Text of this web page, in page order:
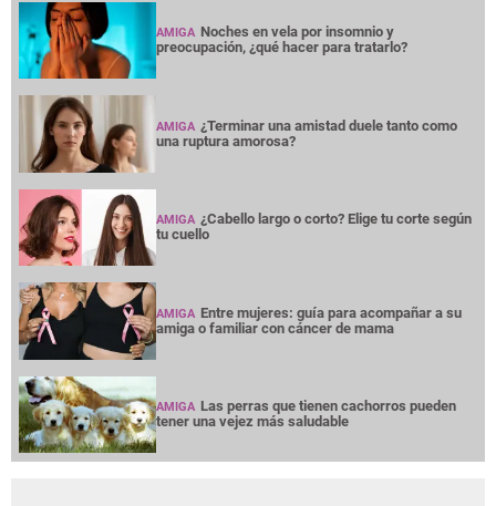
AMIGA Noches en vela por insomnio y
preocupación, ¿qué hacer para tratarlo?
AMIGA ¿Terminar una amistad duele tanto como
una ruptura amorosa?
AMIGA ¿Cabello largo o corto? Elige tu corte según
tu cuello
AMIGA Entre mujeres: guía para acompañar a su
amiga o familiar con cáncer de mama
AMIGA Las perras que tienen cachorros pueden
tener una vejez más saludable